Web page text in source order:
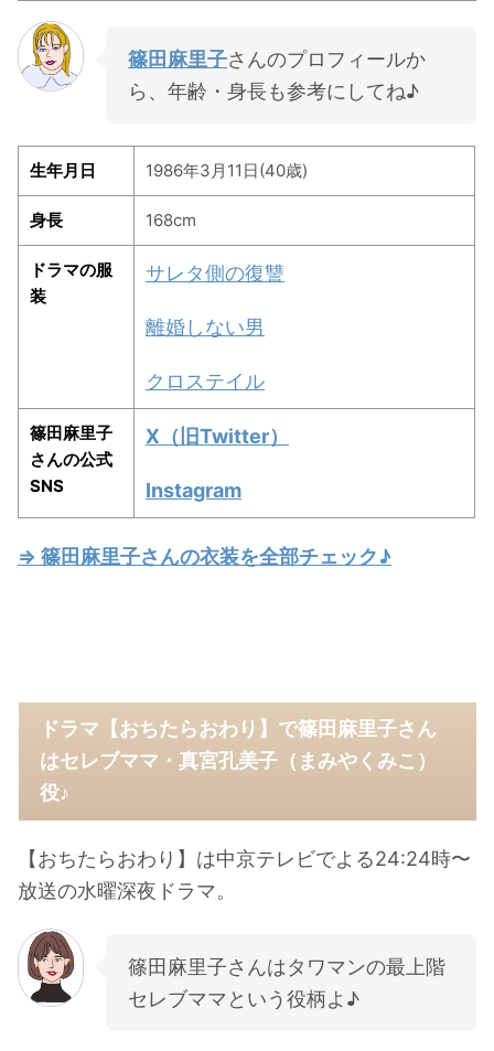
篠田麻里子さんのプロフィールか
ら、年齢・身長も参考にしてね♪
生年月日 1986年3月11日(40歳)
身長 168cm
ドラマの服
装
サレタ側の復讐
離婚しない男
クロステイル
篠田麻里子
さんの公式
SNS
X（旧Twitter）
Instagram
⇒ 篠田麻里子さんの衣装を全部チェック♪
ドラマ【おちたらおわり】で篠田麻里子さん
はセレブママ・真宮孔美子（まみやくみこ）
役♪
【おちたらおわり】は中京テレビでよる24:24時〜
放送の水曜深夜ドラマ。
篠田麻里子さんはタワマンの最上階
セレブママという役柄よ♪